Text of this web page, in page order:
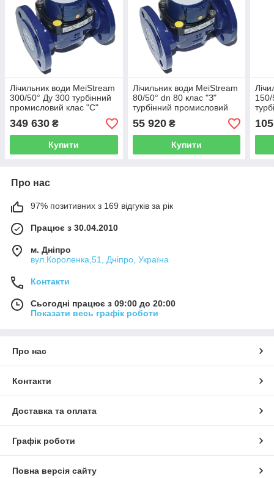
Лічильник води MeiStream
300/50° Ду 300 турбінний
промисловий клас "С"
SENSUS (Німеччина)
349 630 ₴
Купити
Лічильник води MeiStream
80/50° dn 80 клас "З"
турбінний промисловий
SENSUS (Німеччина)
55 920₴
Купити
Про нас
97% позитивних з 169 відгуків за рік
Працює з 30.04.2010
м. Дніпро
вул.Короленка,51, Дніпро, Україна
Контакти
Сьогодні працює з 09:00 до 20:00
Показати весь графік роботи
Про нас
Контакти
Доставка та оплата
Графік роботи
Повна версія сайту